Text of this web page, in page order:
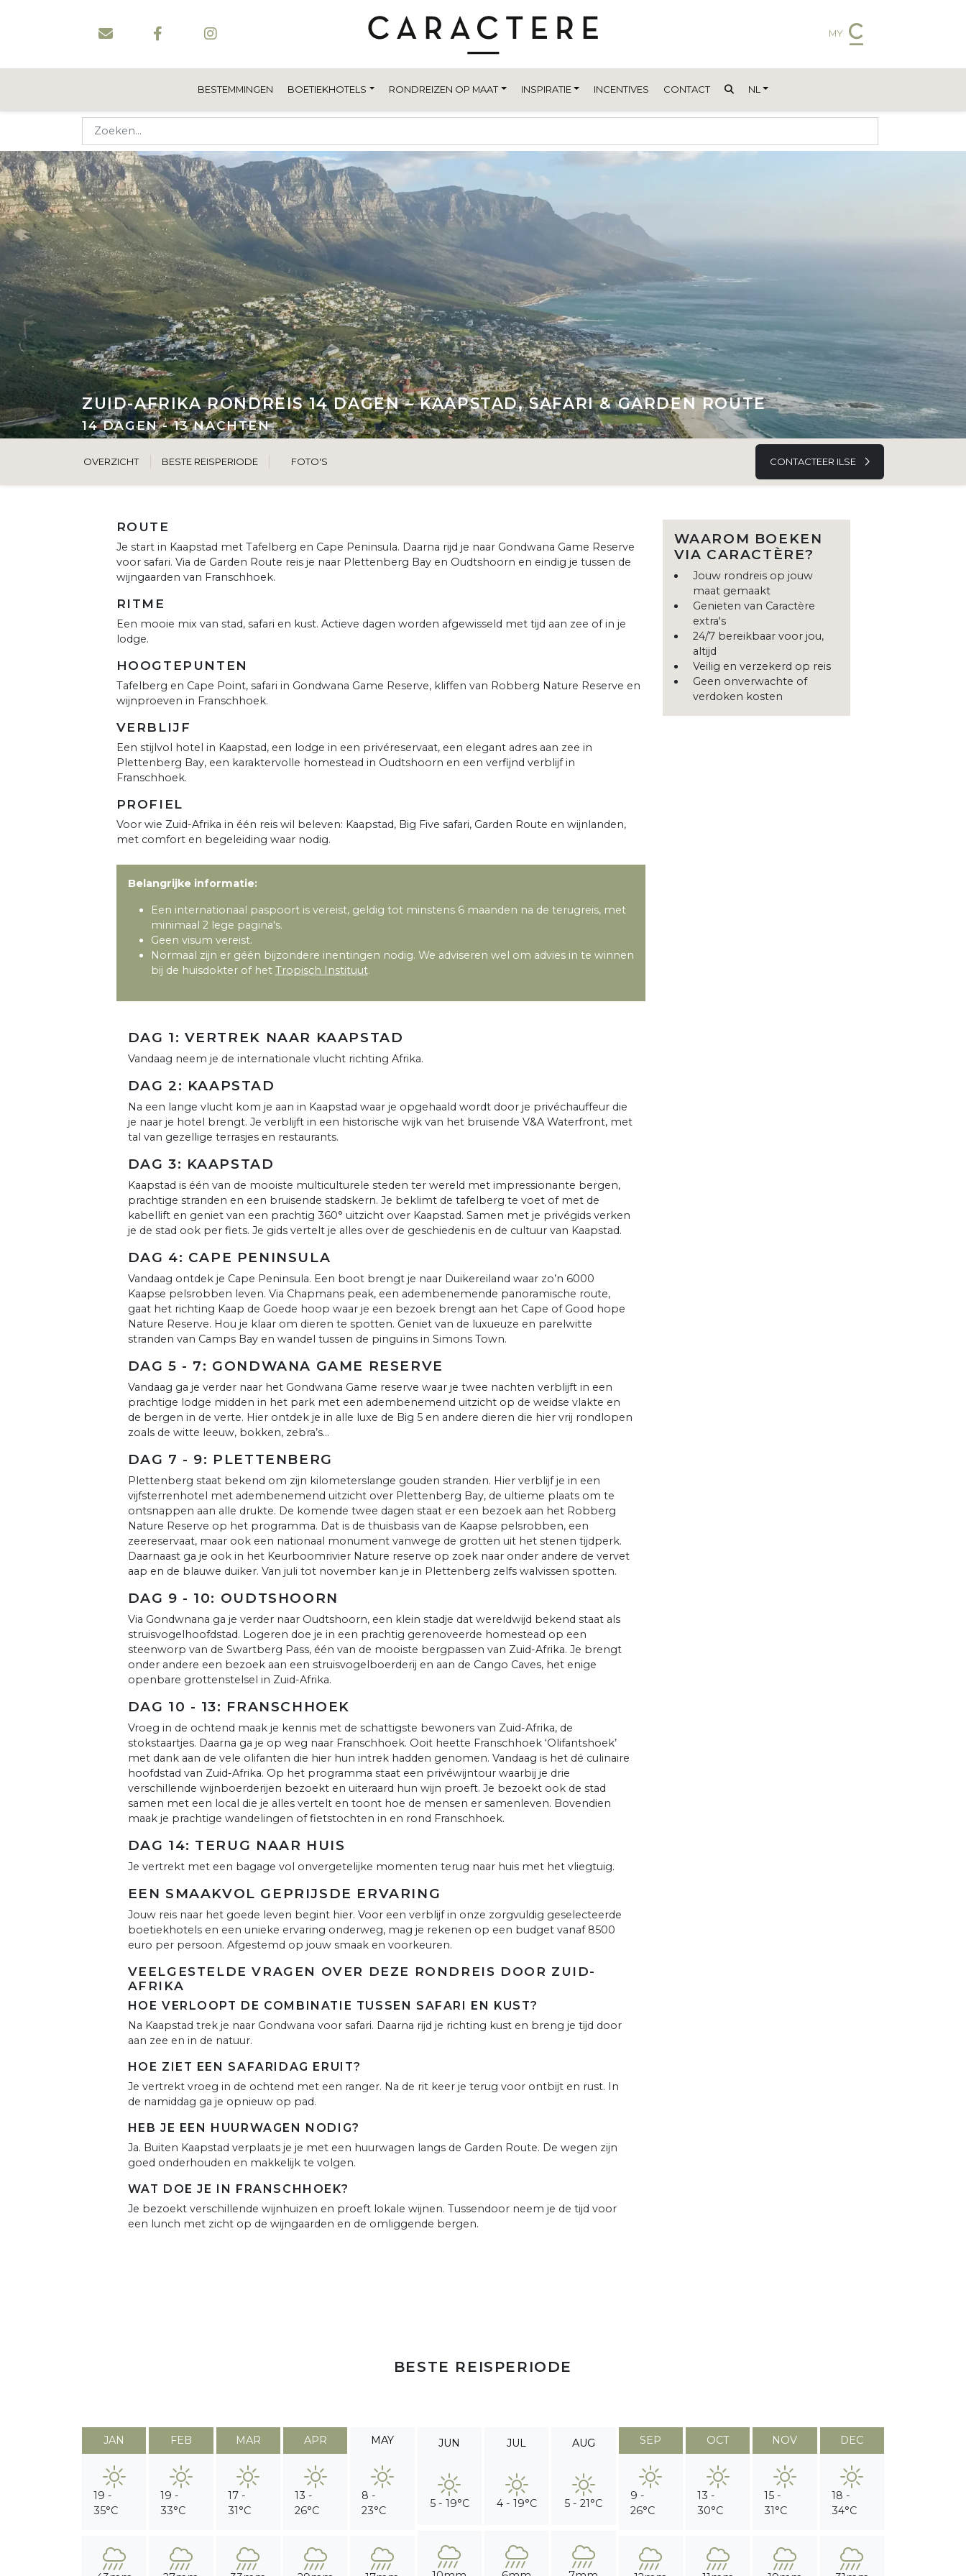
MY
BESTEMMINGEN BOETIEKHOTELS RONDREIZEN OP MAAT INSPIRATIE INCENTIVES CONTACT NL
ZUID-AFRIKA RONDREIS 14 DAGEN – KAAPSTAD, SAFARI & GARDEN ROUTE
14 DAGEN - 13 NACHTEN
OVERZICHT BESTE REISPERIODE FOTO'S CONTACTEER ILSE
ROUTE
Je start in Kaapstad met Tafelberg en Cape Peninsula. Daarna rijd je naar Gondwana Game Reserve
voor safari. Via de Garden Route reis je naar Plettenberg Bay en Oudtshoorn en eindig je tussen de
wijngaarden van Franschhoek.
RITME
Een mooie mix van stad, safari en kust. Actieve dagen worden afgewisseld met tijd aan zee of in je
lodge.
HOOGTEPUNTEN
Tafelberg en Cape Point, safari in Gondwana Game Reserve, kliffen van Robberg Nature Reserve en
wijnproeven in Franschhoek.
VERBLIJF
Een stijlvol hotel in Kaapstad, een lodge in een privéreservaat, een elegant adres aan zee in
Plettenberg Bay, een karaktervolle homestead in Oudtshoorn en een verfijnd verblijf in
Franschhoek.
PROFIEL
Voor wie Zuid-Afrika in één reis wil beleven: Kaapstad, Big Five safari, Garden Route en wijnlanden,
met comfort en begeleiding waar nodig.
Belangrijke informatie:
Een internationaal paspoort is vereist, geldig tot minstens 6 maanden na de terugreis, met
minimaal 2 lege pagina's.
Geen visum vereist.
Normaal zijn er géén bijzondere inentingen nodig. We adviseren wel om advies in te winnen
bij de huisdokter of het Tropisch Instituut.
DAG 1: VERTREK NAAR KAAPSTAD
Vandaag neem je de internationale vlucht richting Afrika.
DAG 2: KAAPSTAD
Na een lange vlucht kom je aan in Kaapstad waar je opgehaald wordt door je privéchauffeur die
je naar je hotel brengt. Je verblijft in een historische wijk van het bruisende V&A Waterfront, met
tal van gezellige terrasjes en restaurants.
DAG 3: KAAPSTAD
Kaapstad is één van de mooiste multiculturele steden ter wereld met impressionante bergen,
prachtige stranden en een bruisende stadskern. Je beklimt de tafelberg te voet of met de
kabellift en geniet van een prachtig 360° uitzicht over Kaapstad. Samen met je privégids verken
je de stad ook per fiets. Je gids vertelt je alles over de geschiedenis en de cultuur van Kaapstad.
DAG 4: CAPE PENINSULA
Vandaag ontdek je Cape Peninsula. Een boot brengt je naar Duikereiland waar zo’n 6000
Kaapse pelsrobben leven. Via Chapmans peak, een adembenemende panoramische route,
gaat het richting Kaap de Goede hoop waar je een bezoek brengt aan het Cape of Good hope
Nature Reserve. Hou je klaar om dieren te spotten. Geniet van de luxueuze en parelwitte
stranden van Camps Bay en wandel tussen de pinguïns in Simons Town.
DAG 5 - 7: GONDWANA GAME RESERVE
Vandaag ga je verder naar het Gondwana Game reserve waar je twee nachten verblijft in een
prachtige lodge midden in het park met een adembenemend uitzicht op de weidse vlakte en
de bergen in de verte. Hier ontdek je in alle luxe de Big 5 en andere dieren die hier vrij rondlopen
zoals de witte leeuw, bokken, zebra’s...
DAG 7 - 9: PLETTENBERG
Plettenberg staat bekend om zijn kilometerslange gouden stranden. Hier verblijf je in een
vijfsterrenhotel met adembenemend uitzicht over Plettenberg Bay, de ultieme plaats om te
ontsnappen aan alle drukte. De komende twee dagen staat er een bezoek aan het Robberg
Nature Reserve op het programma. Dat is de thuisbasis van de Kaapse pelsrobben, een
zeereservaat, maar ook een nationaal monument vanwege de grotten uit het stenen tijdperk.
Daarnaast ga je ook in het Keurboomrivier Nature reserve op zoek naar onder andere de vervet
aap en de blauwe duiker. Van juli tot november kan je in Plettenberg zelfs walvissen spotten.
DAG 9 - 10: OUDTSHOORN
Via Gondwnana ga je verder naar Oudtshoorn, een klein stadje dat wereldwijd bekend staat als
struisvogelhoofdstad. Logeren doe je in een prachtig gerenoveerde homestead op een
steenworp van de Swartberg Pass, één van de mooiste bergpassen van Zuid-Afrika. Je brengt
onder andere een bezoek aan een struisvogelboerderij en aan de Cango Caves, het enige
openbare grottenstelsel in Zuid-Afrika.
DAG 10 - 13: FRANSCHHOEK
Vroeg in de ochtend maak je kennis met de schattigste bewoners van Zuid-Afrika, de
stokstaartjes. Daarna ga je op weg naar Franschhoek. Ooit heette Franschhoek ‘Olifantshoek’
met dank aan de vele olifanten die hier hun intrek hadden genomen. Vandaag is het dé culinaire
hoofdstad van Zuid-Afrika. Op het programma staat een privéwijntour waarbij je drie
verschillende wijnboerderijen bezoekt en uiteraard hun wijn proeft. Je bezoekt ook de stad
samen met een local die je alles vertelt en toont hoe de mensen er samenleven. Bovendien
maak je prachtige wandelingen of fietstochten in en rond Franschhoek.
DAG 14: TERUG NAAR HUIS
Je vertrekt met een bagage vol onvergetelijke momenten terug naar huis met het vliegtuig.
EEN SMAAKVOL GEPRIJSDE ERVARING
Jouw reis naar het goede leven begint hier. Voor een verblijf in onze zorgvuldig geselecteerde
boetiekhotels en een unieke ervaring onderweg, mag je rekenen op een budget vanaf 8500
euro per persoon. Afgestemd op jouw smaak en voorkeuren.
VEELGESTELDE VRAGEN OVER DEZE RONDREIS DOOR ZUID-
AFRIKA
HOE VERLOOPT DE COMBINATIE TUSSEN SAFARI EN KUST?
Na Kaapstad trek je naar Gondwana voor safari. Daarna rijd je richting kust en breng je tijd door
aan zee en in de natuur.
HOE ZIET EEN SAFARIDAG ERUIT?
Je vertrekt vroeg in de ochtend met een ranger. Na de rit keer je terug voor ontbijt en rust. In
de namiddag ga je opnieuw op pad.
HEB JE EEN HUURWAGEN NODIG?
Ja. Buiten Kaapstad verplaats je je met een huurwagen langs de Garden Route. De wegen zijn
goed onderhouden en makkelijk te volgen.
WAT DOE JE IN FRANSCHHOEK?
Je bezoekt verschillende wijnhuizen en proeft lokale wijnen. Tussendoor neem je de tijd voor
een lunch met zicht op de wijngaarden en de omliggende bergen.
WAAROM BOEKEN
VIA CARACTÈRE?
Jouw rondreis op jouw
maat gemaakt
Genieten van Caractère
extra's
24/7 bereikbaar voor jou,
altijd
Veilig en verzekerd op reis
Geen onverwachte of
verdoken kosten
BESTE REISPERIODE
JAN
19 -
35°C
FEB
19 -
33°C
MAR
17 -
31°C
APR
13 -
26°C
MAY
8 -
23°C
JUN
5 - 19°C
JUL
4 - 19°C
AUG
5 - 21°C
SEP
9 -
26°C
OCT
13 -
30°C
NOV
15 -
31°C
DEC
18 -
34°C